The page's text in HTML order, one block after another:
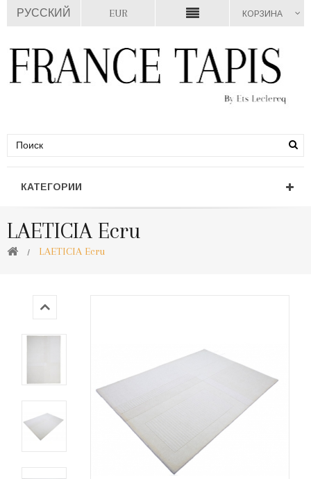
РУССКИЙ EUR КОРЗИНА
КАТЕГОРИИ
LAETICIA Ecru
LAETICIA Ecru